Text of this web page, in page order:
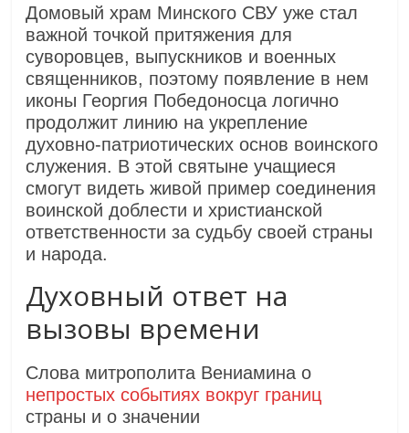
Домовый храм Минского СВУ уже стал
важной точкой притяжения для
суворовцев, выпускников и военных
священников, поэтому появление в нем
иконы Георгия Победоносца логично
продолжит линию на укрепление
духовно‑патриотических основ воинского
служения. В этой святыне учащиеся
смогут видеть живой пример соединения
воинской доблести и христианской
ответственности за судьбу своей страны
и народа.
Духовный ответ на
вызовы времени
Слова митрополита Вениамина о
непростых событиях вокруг границ
страны и о значении